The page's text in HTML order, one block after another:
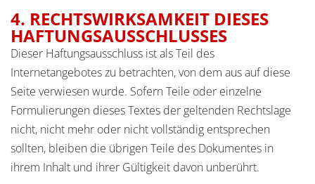
4. RECHTSWIRKSAMKEIT DIESES
HAFTUNGSAUSSCHLUSSES
Dieser Haftungsausschluss ist als Teil des
Internetangebotes zu betrachten, von dem aus auf diese
Seite verwiesen wurde. Sofern Teile oder einzelne
Formulierungen dieses Textes der geltenden Rechtslage
nicht, nicht mehr oder nicht vollständig entsprechen
sollten, bleiben die übrigen Teile des Dokumentes in
ihrem Inhalt und ihrer Gültigkeit davon unberührt.